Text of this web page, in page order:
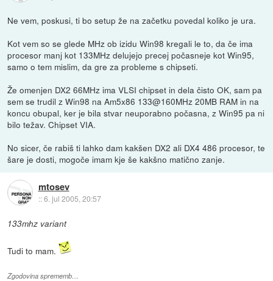
Ne vem, poskusi, ti bo setup že na začetku povedal koliko je ura.
Kot vem so se glede MHz ob izidu Win98 kregali le to, da če ima
procesor manj kot 133MHz delujejo precej počasneje kot Win95,
samo o tem mislim, da gre za probleme s chipseti.
Že omenjen DX2 66MHz ima VLSI chipset in dela čisto OK, sam pa
sem se trudil z Win98 na Am5x86 133@160MHz 20MB RAM in na
koncu obupal, ker je bila stvar neuporabno počasna, z Win95 pa ni
bilo težav. Chipset VIA.
No sicer, če rabiš ti lahko dam kakšen DX2 ali DX4 486 procesor, te
šare je dosti, mogoče imam kje še kakšno matično zanje.
mtosev
::6. jul 2005, 20:57
133mhz variant
Tudi to mam.
Zgodovina sprememb…